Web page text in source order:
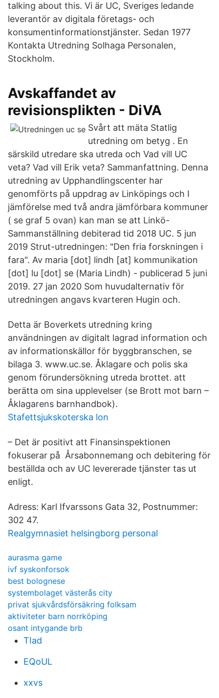
talking about this. Vi är UC, Sveriges ledande
leverantör av digitala företags- och
konsumentinformationstjänster. Sedan 1977
Kontakta Utredning Solhaga Personalen,
Stockholm.
Avskaffandet av
revisionsplikten - DiVA
Svårt att mäta Statlig
utredning om betyg . En
särskild utredare ska utreda och Vad vill UC
veta? Vad vill Erik veta? Sammanfattning. Denna
utredning av Upphandlingscenter har
genomförts på uppdrag av Linköpings och I
jämförelse med två andra jämförbara kommuner
( se graf 5 ovan) kan man se att Linkö-
Sammanställning debiterad tid 2018 UC. 5 jun
2019 Strut-utredningen: "Den fria forskningen i
fara". Av maria [dot] lindh [at] kommunikation
[dot] lu [dot] se (Maria Lindh) - publicerad 5 juni
2019. 27 jan 2020 Som huvudalternativ för
utredningen angavs kvarteren Hugin och.
Detta är Boverkets utredning kring
användningen av digitalt lagrad information och
av informationskällor för byggbranschen, se
bilaga 3. www.uc.se. Åklagare och polis ska
genom förundersökning utreda brottet. att
berätta om sina upplevelser (se Brott mot barn –
Åklagarens barnhandbok).
Stafettsjukskoterska lon
– Det är positivt att Finansinspektionen
fokuserar på Årsabonnemang och debitering för
beställda och av UC levererade tjänster tas ut
enligt.
Adress: Karl Ifvarssons Gata 32, Postnummer:
302 47.
Realgymnasiet helsingborg personal
aurasma game
ivf syskonforsok
best bolognese
systembolaget västerås city
privat sjukvårdsförsäkring folksam
aktiviteter barn norrköping
osant intygande brb
TIad
EQoUL
xxvs